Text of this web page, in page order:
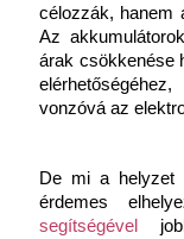
célozzák, hanem
Az
árak csökkenése
vonzóvá az
De mi a helyzet
érdemes
segítségével